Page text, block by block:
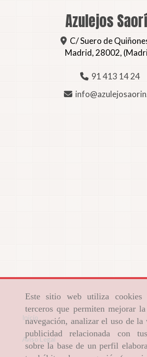
Este sitio web utiliza cookies
terceros que permiten mejorar
navegación, analizar el uso de la
publicidad relacionada con
sobre la base de un perfil
Azulejos
C/ Suero de
Madrid, 28002,
91 413 14 24
info
Inicio
Aviso Legal